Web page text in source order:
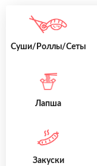
Суши/Роллы/Сеты
Лапша
Закуски